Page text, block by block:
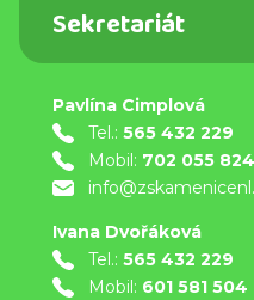
Sekretariát
Pavlína Cimplová
Tel.: 565 432 229
Mobil: 702 055 824
Ivana Dvořáková
Tel.: 565 432 229
Mobil: 601 581 504